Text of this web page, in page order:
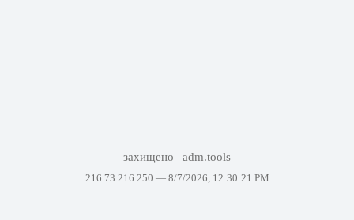
захищено adm.tools
216.73.216.250 — 8/7/2026, 12:30:21 PM